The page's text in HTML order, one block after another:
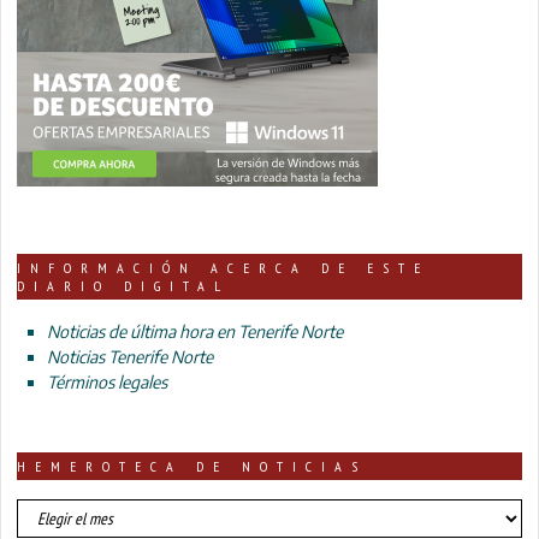
INFORMACIÓN ACERCA DE ESTE
DIARIO DIGITAL
Noticias de última hora en Tenerife Norte
Noticias Tenerife Norte
Términos legales
HEMEROTECA DE NOTICIAS
HEMEROTECA